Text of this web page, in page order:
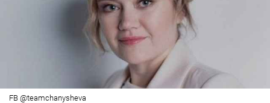
FB @teamchanysheva